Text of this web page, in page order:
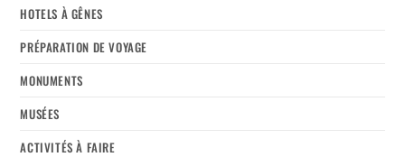
HOTELS À GÊNES
PRÉPARATION DE VOYAGE
MONUMENTS
MUSÉES
ACTIVITÉS À FAIRE